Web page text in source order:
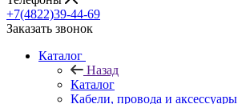
+7(4822)39-44-69
Заказать звонок
Каталог
Назад
Каталог
Кабели, провода и аксессуары